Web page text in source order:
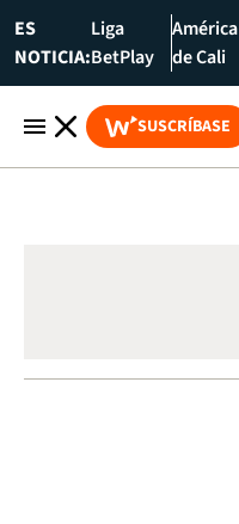
ES
NOTICIA:
Liga
BetPlay
América
de Cali
SUSCRÍBASE